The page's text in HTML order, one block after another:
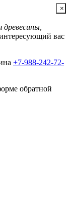
×
древесины,
вас
+7-988-242-72-
обратной